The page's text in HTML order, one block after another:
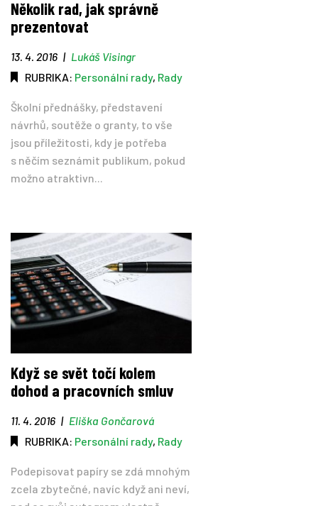
Tipy
Časopis
Soutěže
Několik rad, jak správně
prezentovat
13. 4. 2016 | Lukáš Visingr
RUBRIKA: Personální rady, Rady
Školní přednášky, představení
návrhů, soutěže o granty, to vše
jsou příležitosti, kdy je potřeba
s něčím seznámit publikum, pokud
možno atraktivn...
Když se svět točí kolem
dohod a pracovních smluv
11. 4. 2016 | Eliška Gončarová
RUBRIKA: Personální rady, Rady
Podepisovat papíry se zdá mnohým
zcela zbytečné, navíc když ani neví,